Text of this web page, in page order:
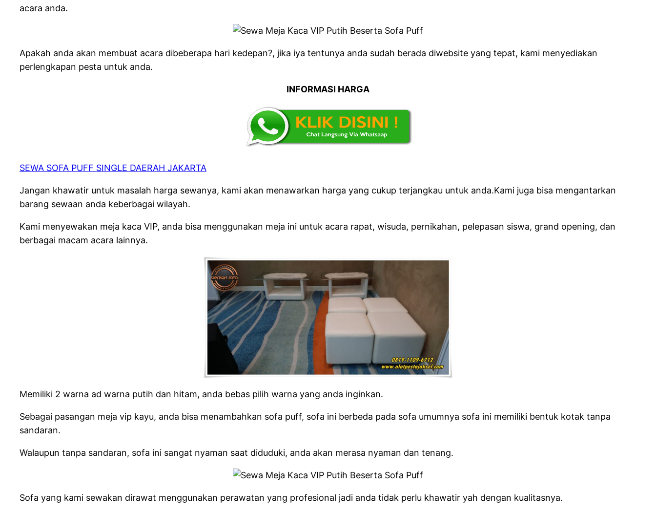
acara anda.
Apakah anda akan membuat acara dibeberapa hari kedepan?, jika iya tentunya anda sudah berada diwebsite yang tepat, kami menyediakan
perlengkapan pesta untuk anda.
INFORMASI HARGA
SEWA SOFA PUFF SINGLE DAERAH JAKARTA
Jangan khawatir untuk masalah harga sewanya, kami akan menawarkan harga yang cukup terjangkau untuk anda.Kami juga bisa mengantarkan
barang sewaan anda keberbagai wilayah.
Kami menyewakan meja kaca VIP, anda bisa menggunakan meja ini untuk acara rapat, wisuda, pernikahan, pelepasan siswa, grand opening, dan
berbagai macam acara lainnya.
Memiliki 2 warna ad warna putih dan hitam, anda bebas pilih warna yang anda inginkan.
Sebagai pasangan meja vip kayu, anda bisa menambahkan sofa puff, sofa ini berbeda pada sofa umumnya sofa ini memiliki bentuk kotak tanpa
sandaran.
Walaupun tanpa sandaran, sofa ini sangat nyaman saat diduduki, anda akan merasa nyaman dan tenang.
Sofa yang kami sewakan dirawat menggunakan perawatan yang profesional jadi anda tidak perlu khawatir yah dengan kualitasnya.